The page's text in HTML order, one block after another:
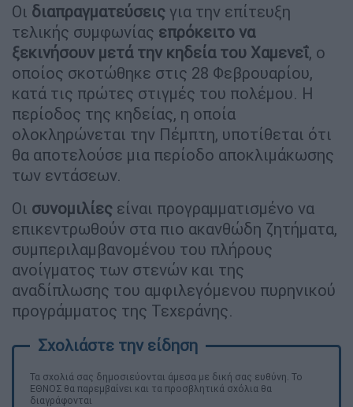
Οι διαπραγματεύσεις για την επίτευξη
τελικής συμφωνίας επρόκειτο να
ξεκινήσουν μετά την κηδεία του Χαμενεΐ, ο
οποίος σκοτώθηκε στις 28 Φεβρουαρίου,
κατά τις πρώτες στιγμές του πολέμου. Η
περίοδος της κηδείας, η οποία
ολοκληρώνεται την Πέμπτη, υποτίθεται ότι
θα αποτελούσε μια περίοδο αποκλιμάκωσης
των εντάσεων.
Οι συνομιλίες είναι προγραμματισμένο να
επικεντρωθούν στα πιο ακανθώδη ζητήματα,
συμπεριλαμβανομένου του πλήρους
ανοίγματος των στενών και της
αναδίπλωσης του αμφιλεγόμενου πυρηνικού
προγράμματος της Τεχεράνης.
Τα σχολιά σας δημοσιεύονται άμεσα με δική σας ευθύνη. Το
ΕΘΝΟΣ θα παρεμβαίνει και τα προσβλητικά σχόλια θα
διαγράφονται